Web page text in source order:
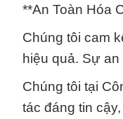
**An Toàn Hóa
Chúng tôi cam
hiệu quả. Sự
Chúng tôi tại
tác đáng tin